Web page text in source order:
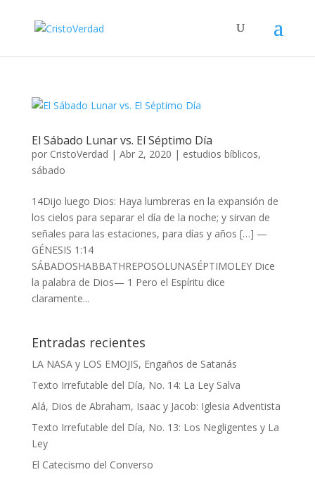
El Sábado Lunar vs. El Séptimo Día
por CristoVerdad | Abr 2, 2020 | estudios bíblicos,
sábado
14Dijo luego Dios: Haya lumbreras en la expansión de
los cielos para separar el día de la noche; y sirvan de
señales para las estaciones, para días y años […] —
GÉNESIS 1:14
SÁBADOSHABBATHREPOSOLUNASÉPTIMOLEY Dice
la palabra de Dios— 1 Pero el Espíritu dice
claramente...
Entradas recientes
LA NASA y LOS EMOJIS, Engaños de Satanás
Texto Irrefutable del Día, No. 14: La Ley Salva
Alá, Dios de Abraham, Isaac y Jacob: Iglesia Adventista
Texto Irrefutable del Día, No. 13: Los Negligentes y La
Ley
El Catecismo del Converso